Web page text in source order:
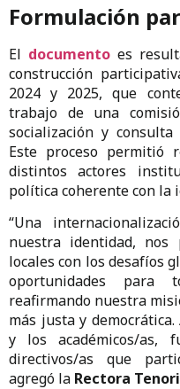
Formulación
El documento es
construcción
2024 y 2025, que
trabajo de una
socialización y
Este proceso permitió
distintos actores
política coherente con la
“Una
nuestra identidad, nos
locales con los desafíos
oportunidades para
reafirmando nuestra
más justa y
y los académicos/as,
directivos/as que
agregó la Rectora